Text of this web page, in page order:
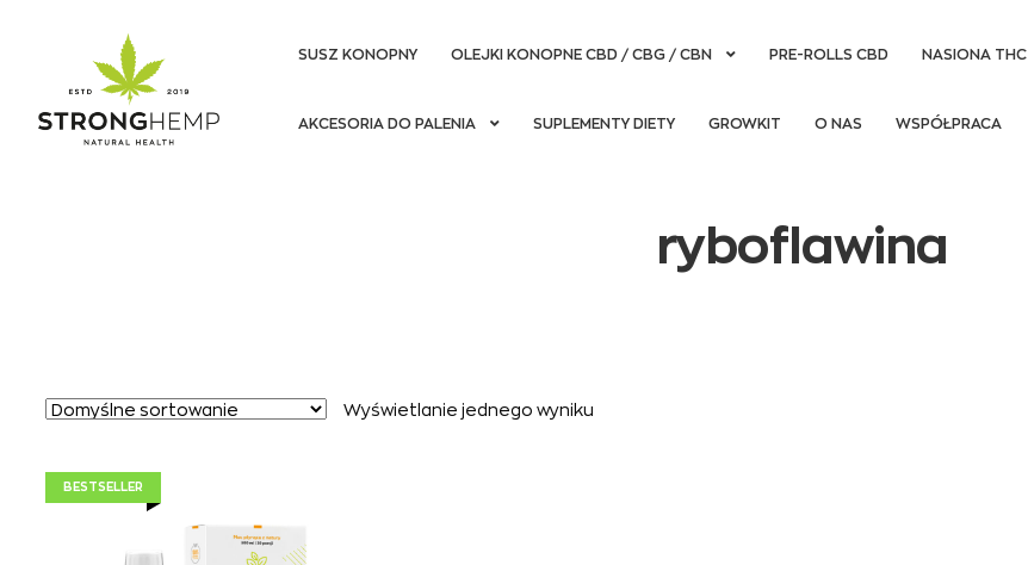
do
do
SUSZ KONOPNY OLEJKI KONOPNE CBD / CBG / CBN PRE-ROLLS CBD NASIONA THC
AKCESORIA DO PALENIA SUPLEMENTY DIETY GROWKIT O NAS WSPÓŁPRACA
ryboflawina
Wyświetlanie jednego wyniku
BESTSELLER